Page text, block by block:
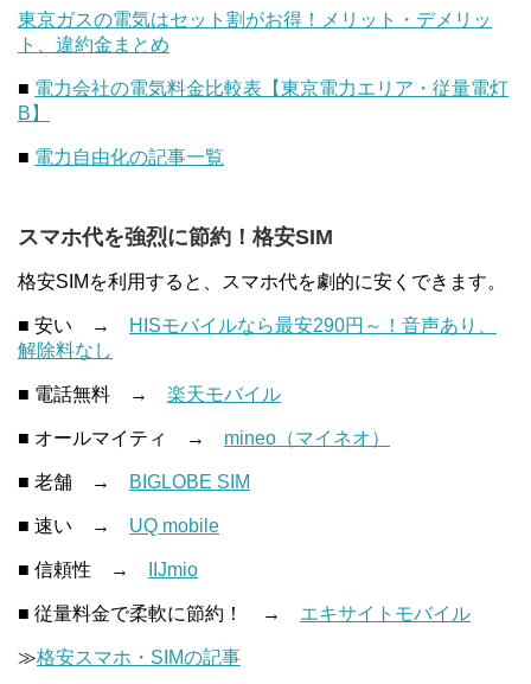
東京ガスの電気はセット割がお得！メリット・デメリッ
ト、違約金まとめ
■ 電力会社の電気料金比較表【東京電力エリア・従量電灯
B】
■ 電力自由化の記事一覧
スマホ代を強烈に節約！格安SIM
格安SIMを利用すると、スマホ代を劇的に安くできます。
■ 安い →
HISモバイルなら最安290円～！音声あり、
解除料なし
■ 電話無料 → 楽天モバイル
■ オールマイティ → mineo（マイネオ）
■ 老舗 → BIGLOBE SIM
■ 速い → UQ mobile
■ 信頼性 → IIJmio
■ 従量料金で柔軟に節約！ → エキサイトモバイル
≫格安スマホ・SIMの記事